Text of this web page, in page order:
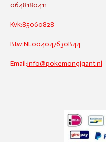
0648180411
Kvk:85060828
Btw:NL004047630B44
Email:info@pokemongigant.nl